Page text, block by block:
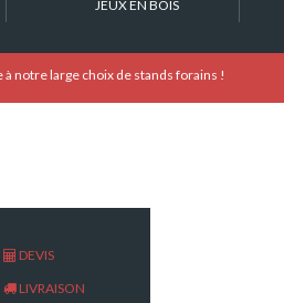
JEUX EN BOIS
notre large choix de stands forains !
DEVIS
LIVRAISON
Encombrement replié